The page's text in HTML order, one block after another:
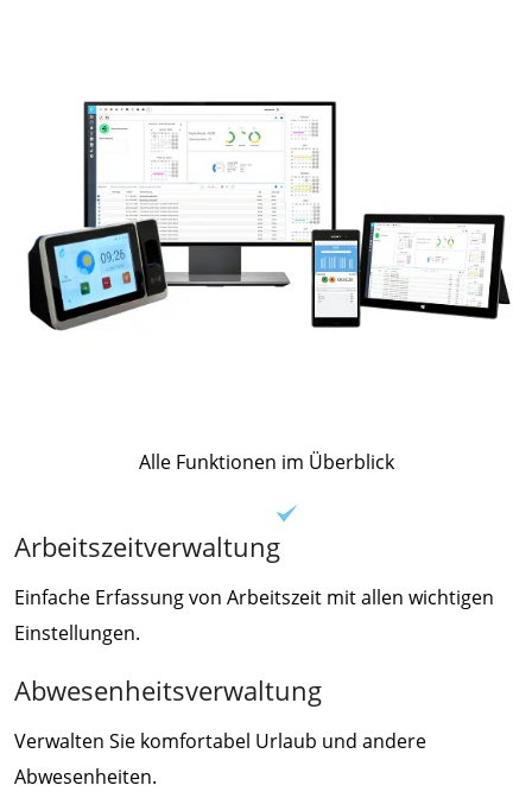
Alle Funktionen im Überblick
Arbeitszeitverwaltung
Einfache Erfassung von Arbeitszeit mit allen wichtigen
Einstellungen.
Abwesenheitsverwaltung
Verwalten Sie komfortabel Urlaub und andere
Abwesenheiten.